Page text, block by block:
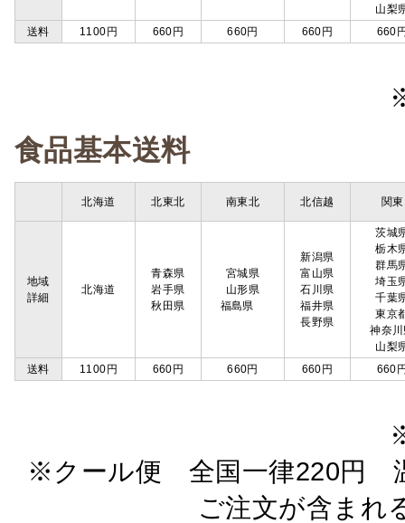
山梨
送料
1100円 660円 660円 660円 660
食品基本送料
北海道 北東北 南東北 北信越 関東
地域
詳細
北海道
青森県
岩手県
秋田県
宮城県
山形県
福島県
新潟県
富山県
石川県
福井県
長野県
茨城
栃木
群馬
埼玉
千葉
東京
神奈
山梨
送料
1100円 660円 660円 660円 660
※クール便 全国一律220円
ご注文が含ま